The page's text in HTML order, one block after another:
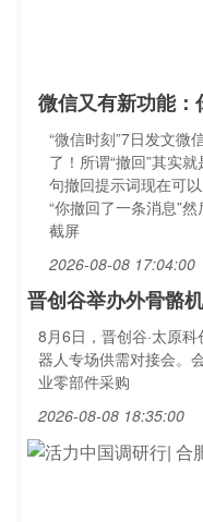
微信又有新功能：
“微信时刻”7日发文微
了！所谓“撤回”其实
句撤回提示词现在可
“你撤回了一条消息”
截屏
2026-08-08 17:04:00
晋创谷举办外骨骼
8月6日，晋创谷·太原
器人专场供需对接会。
业零部件采购
2026-08-08 18:35:00